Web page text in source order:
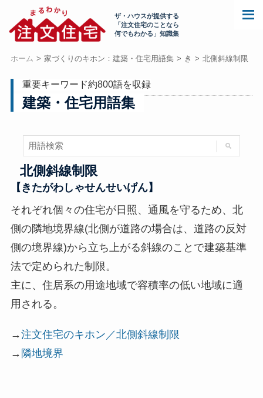
ザ・ハウスが提供する
「注文住宅のことなら
何でもわかる」知識集
ホーム 家づくりのキホン：建築・住宅用語集 き 北側斜線制限
重要キーワード約800語を収録
建築・住宅用語集
北側斜線制限
【きたがわしゃせんせいげん】
それぞれ個々の住宅が日照、通風を守るため、北
側の隣地境界線(北側が道路の場合は、道路の反対
側の境界線)から立ち上がる斜線のことで建築基準
法で定められた制限。
主に、住居系の用途地域で容積率の低い地域に適
用される。
→注文住宅のキホン／北側斜線制限
→ 隣地境界